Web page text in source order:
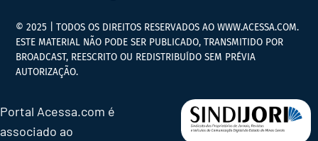
© 2025 | TODOS OS DIREITOS RESERVADOS AO WWW.ACESSA.COM.
ESTE MATERIAL NÃO PODE SER PUBLICADO, TRANSMITIDO POR
BROADCAST, REESCRITO OU REDISTRIBUÍDO SEM PRÉVIA
AUTORIZAÇÃO.
Portal Acessa.com é
associado ao